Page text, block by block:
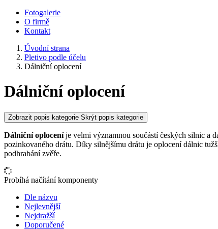
Fotogalerie
O firmě
Kontakt
Úvodní strana
Pletivo podle účelu
Dálniční oplocení
Dálniční oplocení
Zobrazit popis kategorie Skrýt popis kategorie
Dálniční oploceníje velmi významnou součástí českých silnic a
pozinkovaného drátu. Díky silnějšímu drátu je oplocení dálnic
podhrabání zvěře.
Probíhá načítání komponenty
Dle názvu
Nejlevnější
Nejdražší
Doporučené